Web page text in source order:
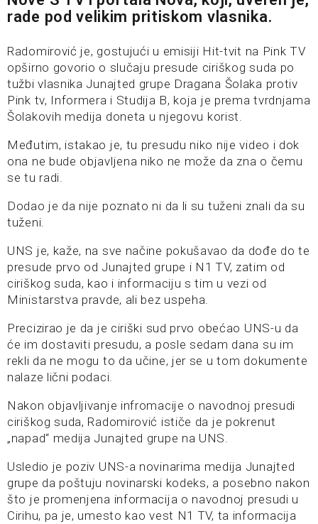
rade pod velikim pritiskom vlasnika.
Radomirović je, gostujući u emisiji Hit-tvit na Pink TV
opširno govorio o slučaju presude ciriškog suda po
tužbi vlasnika Junajted grupe Dragana Šolaka protiv
Pink tv, Informera i Studija B, koja je prema tvrdnjama
Šolakovih medija doneta u njegovu korist.
Međutim, istakao je, tu presudu niko nije video i dok
ona ne bude objavljena niko ne može da zna o čemu
se tu radi.
Dodao je da nije poznato ni da li su tuženi znali da su
tuženi.
UNS je, kaže, na sve načine pokušavao da dođe do te
presude prvo od Junajted grupe i N1 TV, zatim od
ciriškog suda, kao i informaciju s tim u vezi od
Ministarstva pravde, ali bez uspeha.
Precizirao je da je ciriški sud prvo obećao UNS-u da
će im dostaviti presudu, a posle sedam dana su im
rekli da ne mogu to da učine, jer se u tom dokumente
nalaze lični podaci.
Nakon objavljivanje infromacije o navodnoj presudi
ciriškog suda, Radomirović ističe da je pokrenut
„napad“ medija Junajted grupe na UNS.
Usledio je poziv UNS-a novinarima medija Junajted
grupe da poštuju novinarski kodeks, a posebno nakon
što je promenjena informacija o navodnoj presudi u
Cirihu, pa je, umesto kao vest N1 TV, ta informacija